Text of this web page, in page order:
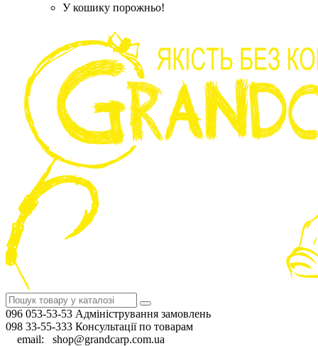
У кошику порожньо!
096 053-53-53 Адміністрування замовлень
098 33-55-333 Консультації по товарам
email: shop@grandcarp.com.ua